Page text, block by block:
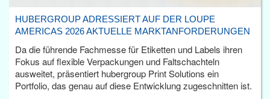
HUBERGROUP ADRESSIERT AUF DER LOUPE
AMERICAS 2026 AKTUELLE MARKTANFORDERUNGEN
Da die führende Fachmesse für Etiketten und Labels ihren
Fokus auf flexible Verpackungen und Faltschachteln
ausweitet, präsentiert hubergroup Print Solutions ein
Portfolio, das genau auf diese Entwicklung zugeschnitten ist.